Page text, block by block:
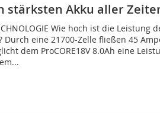
stärksten Akku aller
Wie hoch ist die Leistung
Durch eine 21700-Zelle fließen 45
dem ProCORE18V 8.0Ah eine